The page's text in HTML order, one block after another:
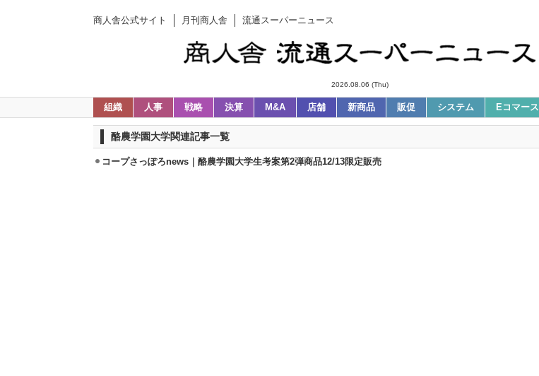
商人舎公式サイト 月刊商人舎 流通スーパーニュース
2026.08.06 (Thu)
組織 人事 戦略 決算 M&A 店舗 新商品 販促 システム Eコマース
酪農学園大学関連記事一覧
コープさっぽろnews｜酪農学園大学生考案第2弾商品12/13限定販売